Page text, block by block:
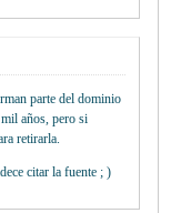
parte del dominio
años, pero si
retirarla.
citar la fuente ; )